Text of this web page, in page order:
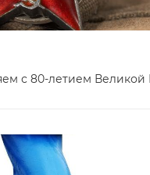
с 80-летием